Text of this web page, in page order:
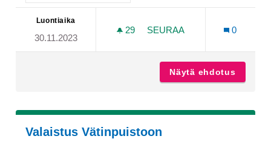
Luontiaika
30.11.2023
29 29 SEURAAJAA
SEURAA
0
Näytä ehdotus
Valaistus Vätinpuistoon